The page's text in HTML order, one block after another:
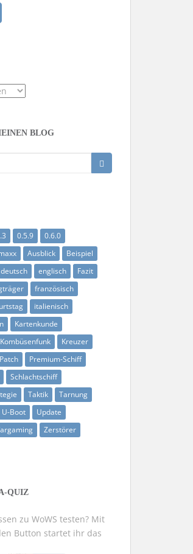
BLOG
0.5.9
0.6.0
Ausblick
Beispiel
deutsch englisch
Fazit
französisch
italienisch
Kartenkunde
Kombüsenfunk
Kreuzer
Patch
Premium-Schiff
Schlachtschiff
Taktik
Tarnung
U-Boot
Update
Zerstörer
QUIZ
zu WoWS testen? Mit
Button startet ihr das